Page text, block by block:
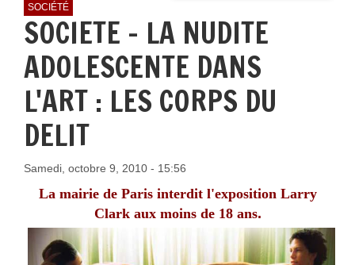
SOCIÉTÉ
SOCIETE - LA NUDITE
ADOLESCENTE DANS
L'ART : LES CORPS DU
DELIT
Samedi, octobre 9, 2010 - 15:56
La mairie de Paris interdit l'exposition Larry
Clark aux moins de 18 ans.